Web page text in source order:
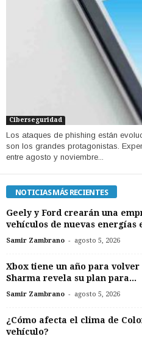
Ciberseguridad
Los ataques de phishing están
son los grandes protagonistas.
entre agosto y noviembre...
NOTICIAS MÁS RECIENTES
Geely y Ford crearán una
vehículos de nuevas energías
Samir Zambrano - agosto 5, 2026
Xbox tiene un año para
Sharma revela su plan para...
Samir Zambrano - agosto 5, 2026
¿Cómo afecta el clima de
vehículo?